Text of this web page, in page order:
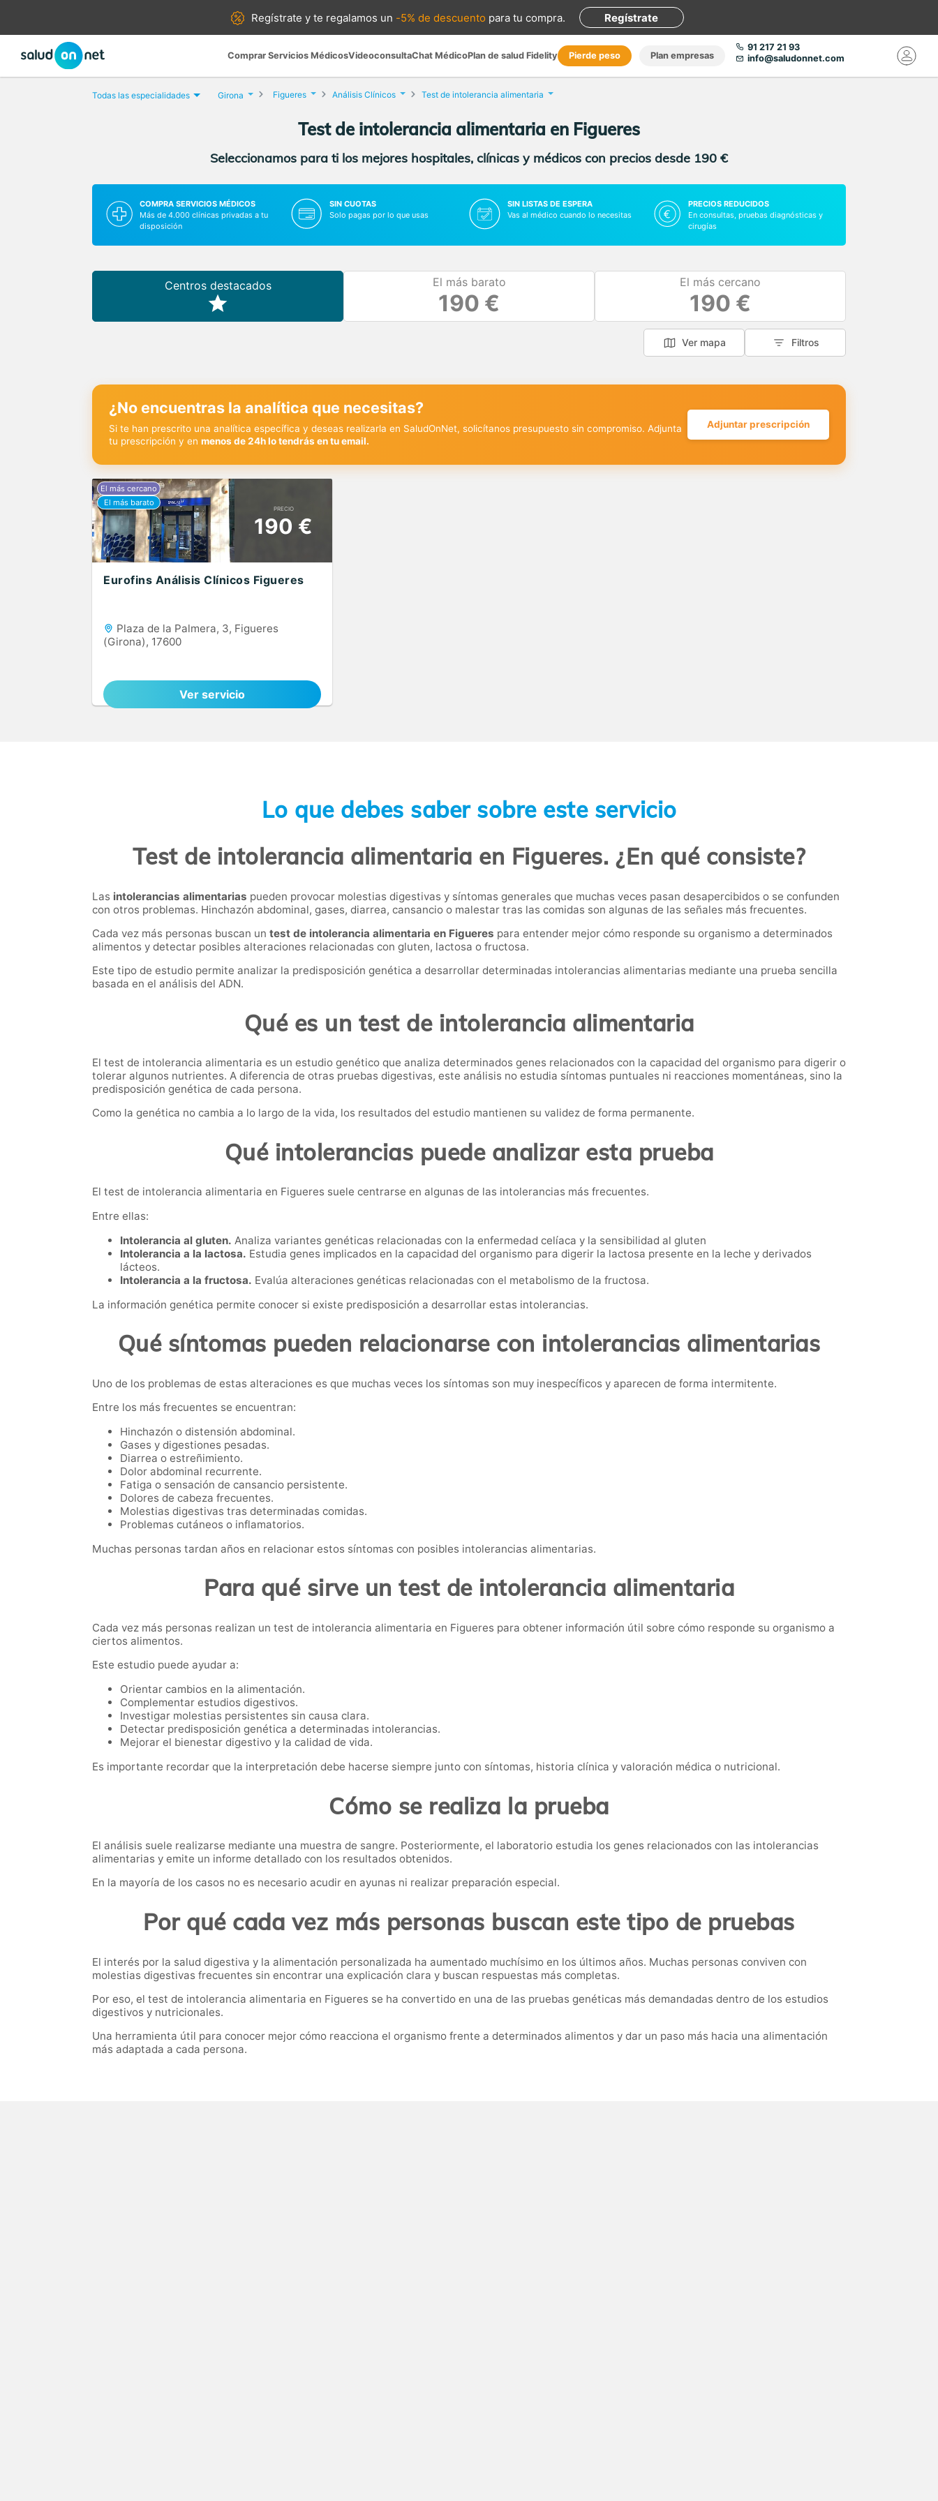
Regístrate yte regalamos un -5% de descuento para tu compra. Regístrate
Comprar Servicios MédicosVideoconsultaChat MédicoPlan de salud Fidelity Pierde peso Plan empresas
91 217 21 93
info@saludonnet.com
Todas las especialidades Girona Figueres Análisis Clínicos Test de intolerancia alimentaria
Test de intolerancia alimentaria en Figueres
Seleccionamos para ti los mejores hospitales, clínicas y médicos con precios desde 190 €
COMPRA SERVICIOS MÉDICOS
Más de 4.000 clínicas privadas a tu
disposición
SIN CUOTAS
Solo pagas por lo que usas
SIN LISTAS DE ESPERA
Vas al médico cuando lo necesitas
PRECIOS REDUCIDOS
En consultas, pruebas diagnósticas y
cirugías
Centros destacados El más barato
190 €
El más cercano
190 €
Ver mapa Filtros
¿No encuentras la analítica que necesitas?
Si te han prescrito una analítica específica y deseas realizarla en SaludOnNet, solicítanos presupuesto sin compromiso. Adjunta
tu prescripción y en menos de 24h lo tendrás en tu email.
Adjuntar prescripción
PRECIO
190 €
Eurofins Análisis Clínicos Figueres
Plaza de la Palmera, 3, Figueres
(Girona), 17600
Ver servicio
Lo que debes saber sobre este servicio
Test de intolerancia alimentaria en Figueres. ¿En qué consiste?
Las intolerancias alimentarias pueden provocar molestias digestivas y síntomas generales que muchas veces pasan desapercibidos o se confunden
con otros problemas. Hinchazón abdominal, gases, diarrea, cansancio o malestar tras las comidas son algunas de las señales más frecuentes.
Cada vez más personas buscan un test de intolerancia alimentaria en Figueres para entender mejor cómo responde su organismo a determinados
alimentos y detectar posibles alteraciones relacionadas con gluten, lactosa o fructosa.
Este tipo de estudio permite analizar la predisposición genética a desarrollar determinadas intolerancias alimentarias mediante una prueba sencilla
basada en el análisis del ADN.
Qué es un test de intolerancia alimentaria
El test de intolerancia alimentaria es un estudio genético que analiza determinados genes relacionados con la capacidad del organismo para digerir o
tolerar algunos nutrientes. A diferencia de otras pruebas digestivas, este análisis no estudia síntomas puntuales ni reacciones momentáneas, sino la
predisposición genética de cada persona.
Como la genética no cambia a lo largo de la vida, los resultados del estudio mantienen su validez de forma permanente.
Qué intolerancias puede analizar esta prueba
El test de intolerancia alimentaria en Figueres suele centrarse en algunas de las intolerancias más frecuentes.
Entre ellas:
Intolerancia al gluten. Analiza variantes genéticas relacionadas con la enfermedad celíaca y la sensibilidad al gluten
Intolerancia a la lactosa. Estudia genes implicados en la capacidad del organismo para digerir la lactosa presente en la leche y derivados
lácteos.
Intolerancia a la fructosa. Evalúa alteraciones genéticas relacionadas con el metabolismo de la fructosa.
La información genética permite conocer si existe predisposición a desarrollar estas intolerancias.
Qué síntomas pueden relacionarse con intolerancias alimentarias
Uno de los problemas de estas alteraciones es que muchas veces los síntomas son muy inespecíficos y aparecen de forma intermitente.
Entre los más frecuentes se encuentran:
Hinchazón o distensión abdominal.
Gases y digestiones pesadas.
Diarrea o estreñimiento.
Dolor abdominal recurrente.
Fatiga o sensación de cansancio persistente.
Dolores de cabeza frecuentes.
Molestias digestivas tras determinadas comidas.
Problemas cutáneos o inflamatorios.
Muchas personas tardan años en relacionar estos síntomas con posibles intolerancias alimentarias.
Para qué sirve un test de intolerancia alimentaria
Cada vez más personas realizan un test de intolerancia alimentaria en Figueres para obtener información útil sobre cómo responde su organismo a
ciertos alimentos.
Este estudio puede ayudar a:
Orientar cambios en la alimentación.
Complementar estudios digestivos.
Investigar molestias persistentes sin causa clara.
Detectar predisposición genética a determinadas intolerancias.
Mejorar el bienestar digestivo y la calidad de vida.
Es importante recordar que la interpretación debe hacerse siempre junto con síntomas, historia clínica y valoración médica o nutricional.
Cómo se realiza la prueba
El análisis suele realizarse mediante una muestra de sangre. Posteriormente, el laboratorio estudia los genes relacionados con las intolerancias
alimentarias y emite un informe detallado con los resultados obtenidos.
En la mayoría de los casos no es necesario acudir en ayunas ni realizar preparación especial.
Por qué cada vez más personas buscan este tipo de pruebas
El interés por la salud digestiva y la alimentación personalizada ha aumentado muchísimo en los últimos años. Muchas personas conviven con
molestias digestivas frecuentes sin encontrar una explicación clara y buscan respuestas más completas.
Por eso, el test de intolerancia alimentaria en Figueres se ha convertido en una de las pruebas genéticas más demandadas dentro de los estudios
digestivos y nutricionales.
Una herramienta útil para conocer mejor cómo reacciona el organismo frente a determinados alimentos y dar un paso más hacia una alimentación
más adaptada a cada persona.